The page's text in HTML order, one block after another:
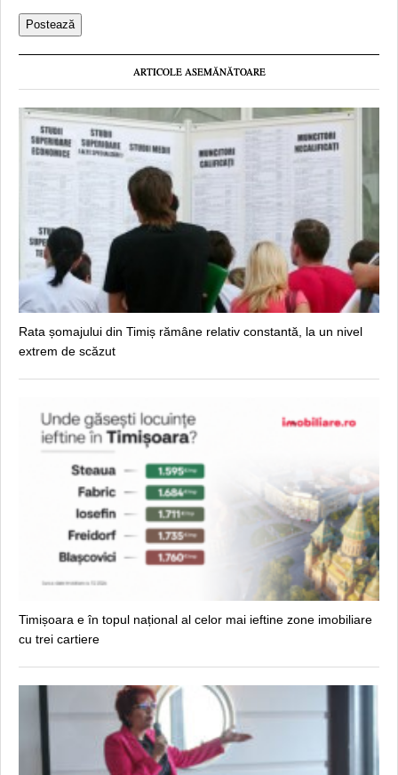
ARTICOLE ASEMĂNĂTOARE
Rata șomajului din Timiș rămâne relativ constantă, la un nivel
extrem de scăzut
Timișoara e în topul național al celor mai ieftine zone imobiliare
cu trei cartiere